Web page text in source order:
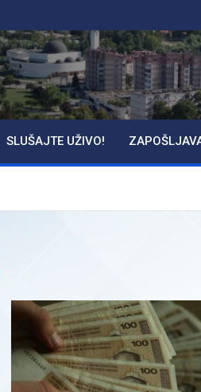
SLUŠAJTE UŽIVO!